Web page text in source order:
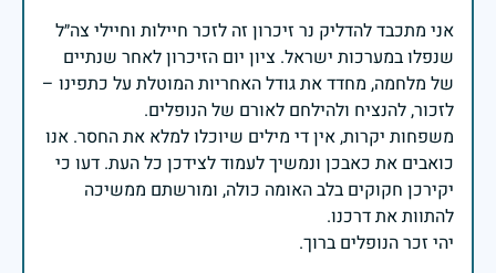
אני מתכבד להדליק נר זיכרון זה לזכר חיילות וחיילי צה״ל
שנפלו במערכות ישראל. ציון יום הזיכרון לאחר שנתיים
של מלחמה, מחדד את גודל האחריות המוטלת על כתפינו –
משפחות יקרות, אין די מילים שיוכלו למלא את החסר. אנו
כואבים את כאבכן ונמשיך לעמוד לצידכן כל העת. דעו כי
יקירכן חקוקים בלב האומה כולה, ומורשתם ממשיכה
יהי זכר הנופלים ברוך.